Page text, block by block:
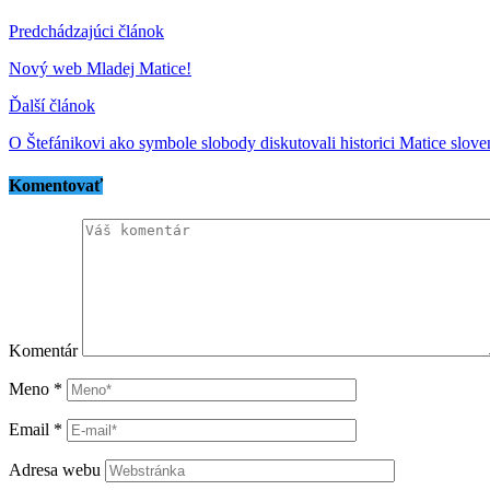
Predchádzajúci článok
Nový web Mladej Matice!
Ďalší článok
O Štefánikovi ako symbole slobody diskutovali historici Matice
Komentovať
Komentár
Meno *
Email *
Adresa webu